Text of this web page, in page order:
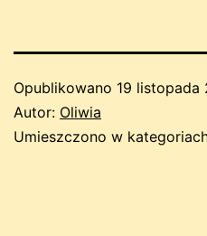
Opublikowano 19 listopada
Autor: Oliwia
Umieszczono w